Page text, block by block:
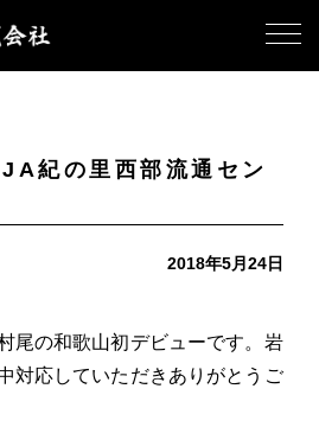
紀の里西部流通セン
2018年5月24日
尾の和歌山初デビューです。岩
対応していただきありがとうご